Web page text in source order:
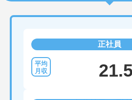
正社員
21.5